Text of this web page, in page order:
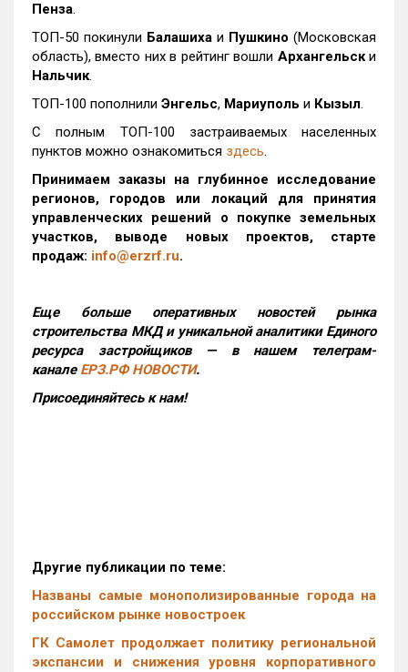
Пенза.
ТОП-50 покинули Балашиха и Пушкино (Московская
область), вместо них в рейтинг вошли Архангельски
Нальчик.
ТОП-100 пополнили Энгельс, Мариуполь и Кызыл.
С полным ТОП-100 застраиваемых населенных
пунктов можно ознакомиться здесь.
Принимаем заказы на глубинное исследование
регионов, городов или локаций для принятия
управленческих решений о покупке земельных
участков, выводе новых проектов, старте
продаж: info@erzrf.ru.
Еще больше оперативных новостей рынка
строительства МКД и уникальной аналитики Единого
ресурса застройщиков — в нашем телеграм-
канале ЕРЗ.РФ НОВОСТИ.
Присоединяйтесь к нам!
Другие публикации по теме:
Названы самые монополизированные города на
российском рынке новостроек
ГК Самолет продолжает политику региональной
экспансии и снижения уровня корпоративного